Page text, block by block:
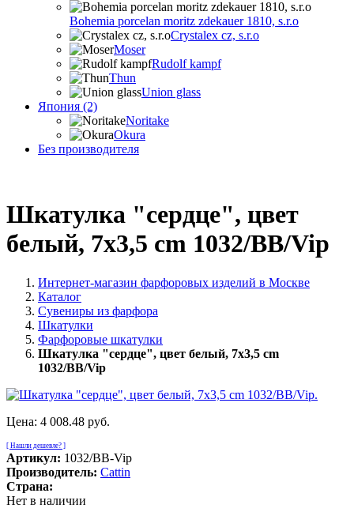
Bohemia porcelan moritz zdekauer 1810, s.r.o
Crystalex cz, s.r.o
Moser
Rudolf kampf
Thun
Union glass
Япония (2)
Noritake
Okura
Без производителя
Шкатулка "сердце", цвет
белый, 7x3,5 cm 1032/BB/Vip
Интернет-магазин фарфоровых изделий в Москве
Каталог
Сувениры из фарфора
Шкатулки
Фарфоровые шкатулки
Шкатулка "сердце", цвет белый, 7x3,5 cm
1032/BB/Vip
Цена: 4 008.48 руб.
[ Нашли дешевле? ]
Артикул: 1032/BB-Vip
Производитель: Cattin
Страна:
Нет в наличии